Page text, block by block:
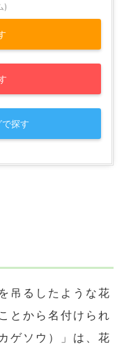
)
探す
吊るしたような花
とから名付けられ
ゲソウ）」は、花